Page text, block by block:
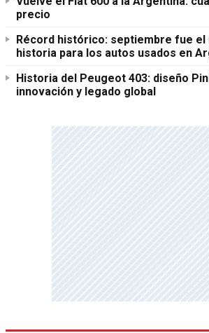
precio
Récord histórico: septiembre fue el
historia para los autos usados en
Historia del Peugeot 403: diseño
innovación y legado global